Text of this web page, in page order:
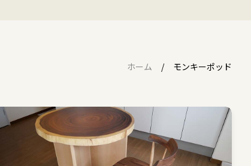
ホーム モンキーポッド